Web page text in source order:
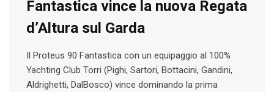
Fantastica vince la nuova Regata
d’Altura sul Garda
Il Proteus 90 Fantastica con un equipaggio al 100%
Yachting Club Torri (Pighi, Sartori, Bottacini, Gandini,
Aldrighetti, DalBosco) vince dominando la prima